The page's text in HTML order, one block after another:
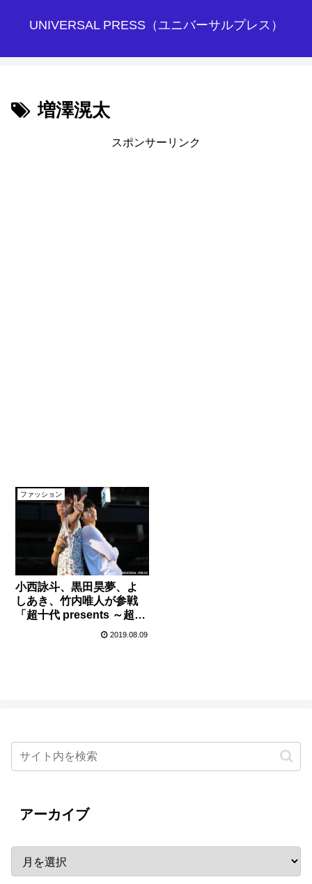
UNIVERSAL PRESS（ユニバーサルプレス）
増澤滉太
スポンサーリンク
ファッション
小西詠斗、黒田昊夢、よ
しあき、竹内唯人が参戦
「超十代 presents ～超夏
休み 2019～」gol.ステー
2019.08.09
アーカイブ